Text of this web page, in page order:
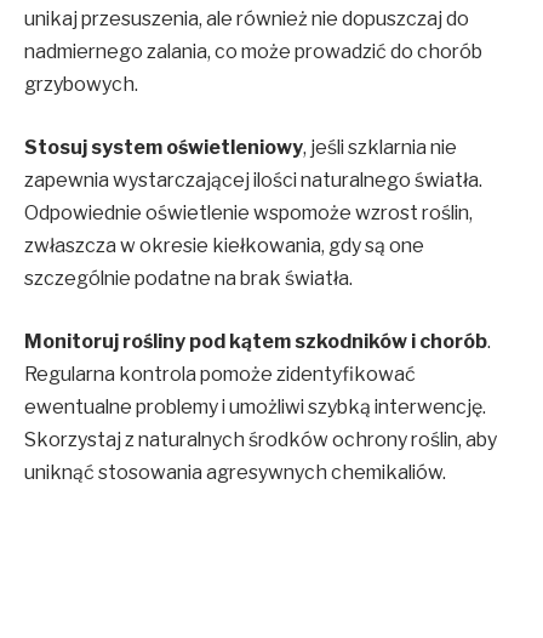
unikaj przesuszenia, ale również nie dopuszczaj do
nadmiernego zalania, co może prowadzić do chorób
grzybowych.
Stosuj system oświetleniowy, jeśli szklarnia nie
zapewnia wystarczającej ilości naturalnego światła.
Odpowiednie oświetlenie wspomoże wzrost roślin,
zwłaszcza w okresie kiełkowania, gdy są one
szczególnie podatne na brak światła.
Monitoruj rośliny pod kątem szkodników i chorób.
Regularna kontrola pomoże zidentyfikować
ewentualne problemy i umożliwi szybką interwencję.
Skorzystaj z naturalnych środków ochrony roślin, aby
uniknąć stosowania agresywnych chemikaliów.